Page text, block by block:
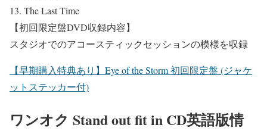
13. The Last Time
【初回限定盤DVD収録内容】
スタジオでのアコースティックセッションの模様を収録
【早期購入特典あり】Eye of the Storm 初回限定盤 (ジャケ
ットステッカー付)
ワンオク Stand out fit in CD英語版情